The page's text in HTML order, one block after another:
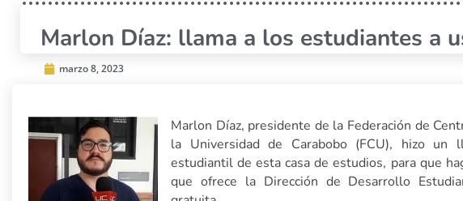
Marlon Díaz: llama a los estudiantes a
marzo 8, 2023
Marlon Díaz, presidente de la Federación de
la Universidad de Carabobo (FCU), hizo un
estudiantil de esta casa de estudios, para que
que ofrece la Dirección de Desarrollo